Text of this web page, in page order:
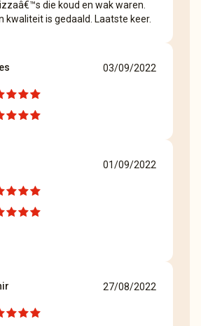
die koud en wak waren.
kwaliteit is gedaald. Laatste keer.
03/09/2022
01/09/2022
27/08/2022